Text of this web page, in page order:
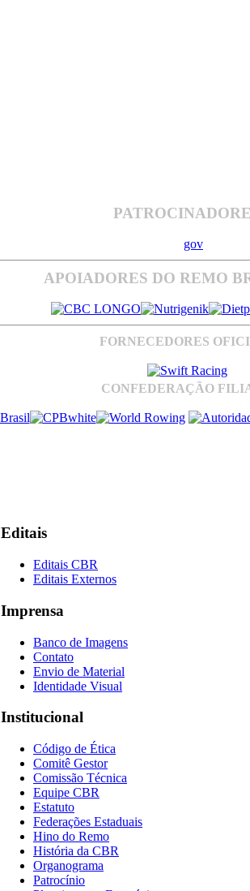
APOIADORES DO REMO
FORNECEDORES
CONFEDERAÇÃO
Editais
Editais CBR
Editais Externos
Imprensa
Banco de Imagens
Contato
Envio de Material
Identidade Visual
Institucional
Código de Ética
Comitê Gestor
Comissão Técnica
Equipe CBR
Estatuto
Federações Estaduais
Hino do Remo
História da CBR
Organograma
Patrocínio